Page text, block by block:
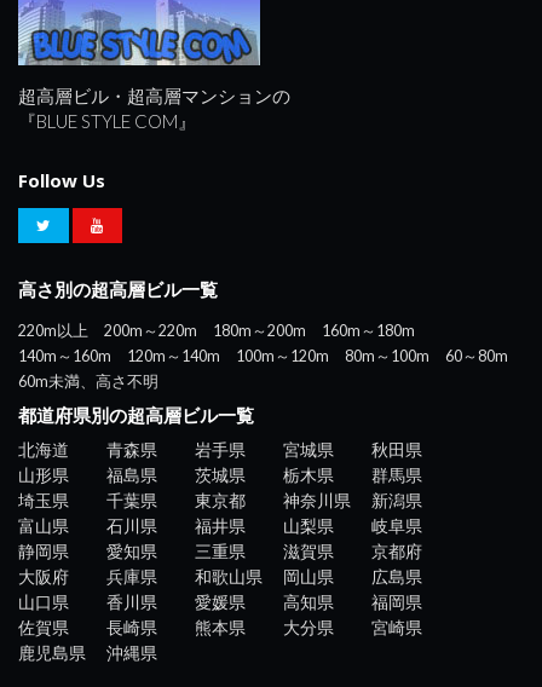
超高層ビル・超高層マンションの
『BLUE STYLE COM』
Follow Us
高さ別の超高層ビル一覧
220m以上 200m～220m 180m～200m
160m～180m
140m～160m
120m～140m 100m～120m 80m～100m
60～80m
60m未満、高さ不明
都道府県別の超高層ビル一覧
北海道 青森県 岩手県 宮城県
秋田県
山形県
福島県 茨城県 栃木県
群馬県
埼玉県
千葉県 東京都 神奈川県
新潟県
富山県
石川県 福井県 山梨県
岐阜県
静岡県
愛知県 三重県 滋賀県
京都府
大阪府
兵庫県 和歌山県 岡山県
広島県
山口県
香川県 愛媛県 高知県
福岡県
佐賀県
長崎県 熊本県 大分県
宮崎県
鹿児島県
沖縄県